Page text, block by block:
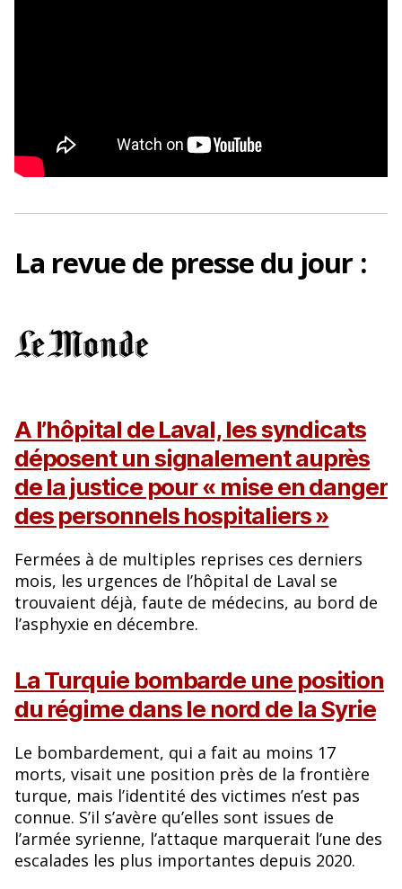
La revue de pressedu jour :
A l’hôpital de Laval, les syndicats
déposent un signalement auprès
de la justice pour « mise en danger
des personnels hospitaliers »
Fermées à de multiples reprises ces derniers
mois, les urgences de l’hôpital de Laval se
trouvaient déjà, faute de médecins, au bord de
l’asphyxie en décembre.
La Turquie bombarde une position
du régime dans le nord de la Syrie
Le bombardement, qui a fait au moins 17
morts, visait une position près de la frontière
turque, mais l’identité des victimes n’est pas
connue. S’il s’avère qu’elles sont issues de
l’armée syrienne, l’attaque marquerait l’une des
escalades les plus importantes depuis 2020.